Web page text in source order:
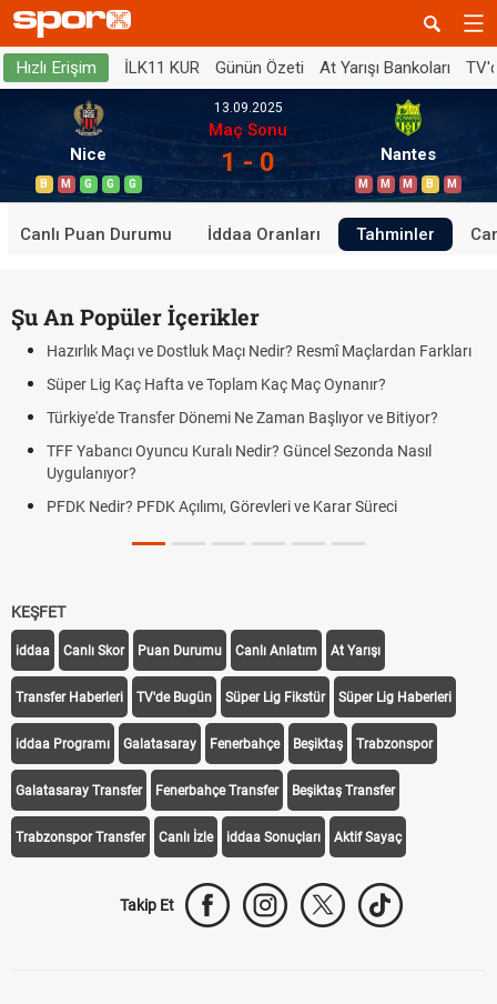
Hızlı Erişim İLK11 KUR Günün Özeti At Yarışı Bankoları
Nice
B M G G G
13.09.2025
Maç Sonu
1 - 0 Nantes
M M M B M
Canlı Puan Durumu İddaa Oranları Tahminler
Şu An Popüler İçerikler
Hazırlık Maçı ve Dostluk Maçı Nedir? Resmî Maçlardan Farkları
Süper Lig Kaç Hafta ve Toplam Kaç Maç Oynanır?
Türkiye'de Transfer Dönemi Ne Zaman Başlıyor ve Bitiyor?
TFF Yabancı Oyuncu Kuralı Nedir? Güncel Sezonda Nasıl
Uygulanıyor?
PFDK Nedir? PFDK Açılımı, Görevleri ve Karar Süreci
KEŞFET
iddaa Canlı Skor Puan Durumu Canlı Anlatım At Yarışı
Transfer Haberleri TV'de Bugün Süper Lig Fikstür Süper Lig Haberleri
iddaa Programı Galatasaray Fenerbahçe Beşiktaş Trabzonspor
Galatasaray Transfer Fenerbahçe Transfer Beşiktaş Transfer
Trabzonspor Transfer Canlı İzle iddaa Sonuçları Aktif Sayaç
Takip Et